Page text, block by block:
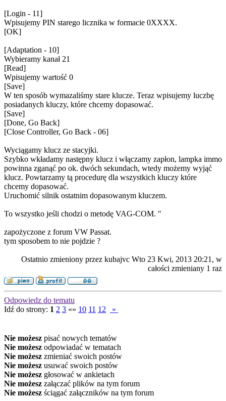
[Login - 11]
Wpisujemy PIN starego licznika w formacie 0XXXX.
[OK]
[Adaptation - 10]
Wybieramy kanał 21
[Read]
Wpisujemy wartość 0
[Save]
W ten sposób wymazaliśmy stare klucze. Teraz wpisujemy luczbę
posiadanych kluczy, które chcemy dopasować.
[Save]
[Done, Go Back]
[Close Controller, Go Back - 06]
Wyciągamy klucz ze stacyjki.
Szybko wkładamy następny klucz i włączamy zapłon, lampka immo
powinna zganąć po ok. dwóch sekundach, wtedy możemy wyjąć
klucz. Powtarzamy tą procedurę dla wszystkich kluczy które
chcemy dopasować.
Uruchomić silnik ostatnim dopasowanym kluczem.
To wszystko jeśli chodzi o metodę VAG-COM. "
zapożyczone z forum VW Passat.
tym sposobem to nie pojdzie ?
Ostatnio zmieniony przez kubajvc Wto 23 Kwi, 2013 20:21, w
całości zmieniany 1 raz
Odpowiedz do tematu
Idź do strony: 1 2 3 «» 10 11 12 »
Nie możesz pisać nowych tematów
Nie możesz odpowiadać w tematach
Nie możesz zmieniać swoich postów
Nie możesz usuwać swoich postów
Nie możesz głosować w ankietach
Nie możesz załączać plików na tym forum
Nie możesz ściągać załączników na tym forum